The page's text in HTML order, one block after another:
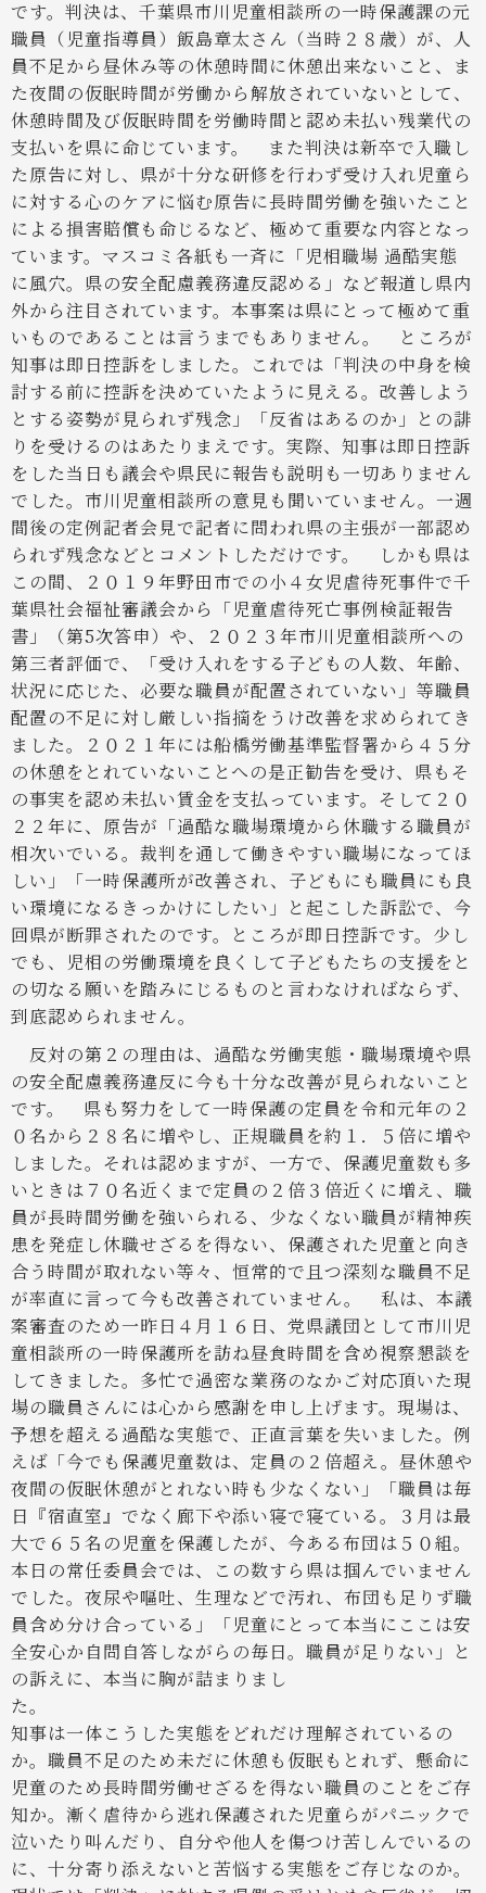
です。判決は、千葉県市川児童相談所の一時保護課の元
職員（児童指導員）飯島章太さん（当時２８歳）が、人
員不足から昼休み等の休憩時間に休憩出来ないこと、ま
た夜間の仮眠時間が労働から解放されていないとして、
休憩時間及び仮眠時間を労働時間と認め未払い残業代の
支払いを県に命じています。
また判決は新卒で入職し
た原告に対し、県が十分な研修を行わず受け入れ児童ら
に対する心のケアに悩む原告に長時間労働を強いたこと
による損害賠償も命じるなど、極めて重要な内容となっ
ています。マスコミ各紙も一斉に「児相職場 過酷実態
に風穴。県の安全配慮義務違反認める」など報道し県内
外から注目されています。本事案は県にとって極めて重
いものであることは言うまでもありません。
ところが
知事は即日控訴をしました。これでは「判決の中身を検
討する前に控訴を決めていたように見える。改善しよう
とする姿勢が見られず残念」「反省はあるのか」との誹
りを受けるのはあたりまえです。実際、知事は即日控訴
をした当日も議会や県民に報告も説明も一切ありません
でした。市川児童相談所の意見も聞いていません。一週
間後の定例記者会見で記者に問われ県の主張が一部認め
られず残念などとコメントしただけです。
しかも県は
この間、２０１９年野田市での小４女児虐待死事件で千
葉県社会福祉審議会から「児童虐待死亡事例検証報告
書」（第5次答申）や、２０２３年市川児童相談所への
第三者評価で、「受け入れをする子どもの人数、年齢、
状況に応じた、必要な職員が配置されていない」等職員
配置の不足に対し厳しい指摘をうけ改善を求められてき
ました。２０２１年には船橋労働基準監督署から４５分
の休憩をとれていないことへの是正勧告を受け、県もそ
の事実を認め未払い賃金を支払っています。 そして２０
２２年に、原告が「過酷な職場環境から休職する職員が
相次いでいる。裁判を通して働きやすい職場になってほ
しい」「一時保護所が改善され、子どもにも職員にも良
い環境になるきっかけにしたい」と起こした訴訟で、今
回県が断罪されたのです。ところが即日控訴です。少し
でも、児相の労働環境を良くして子どもたちの支援をと
の切なる願いを踏みにじるものと言わなければならず、
到底認められません。
反対の第２の理由は、過酷な労働実態・職場環境や県
の安全配慮義務違反に今も十分な改善が見られないこと
です。
県も努力をして一時保護の定員を令和元年の２
０名から２８名に増やし、正規職員を約１．５倍に増や
しました。それは認めますが、一方で、保護児童数も多
いときは７０名近くまで定員の２倍３倍近くに増え、職
員が長時間労働を強いられる、少なくない職員が精神疾
患を発症し休職せざるを得ない、保護された児童と向き
合う時間が取れない等々、恒常的で且つ深刻な職員不足
が率直に言って今も改善されていません。
私は、本議
案審査のため一昨日４月１６日、党県議団として市川児
童相談所の一時保護所を訪ね昼食時間を含め視察懇談を
してきました。多忙で過密な業務のなかご対応頂いた現
場の職員さんには心から感謝を申し上げます。現場は、
予想を超える過酷な実態で、正直言葉を失いました。例
えば「今でも保護児童数は、定員の２倍超え。昼休憩や
夜間の仮眠休憩がとれない時も少なくない」「職員は毎
日『宿直室』でなく廊下や添い寝で寝ている。３月は最
大で６５名の児童を保護したが、今ある布団は５０組。
本日の常任委員会では、この数すら県は掴んでいません
でした。夜尿や嘔吐、生理などで汚れ、布団も足りず職
員含め分け合っている」「児童にとって本当にここは安
全安心か自問自答しながらの毎日。職員が足りない」と
の訴えに、本当に胸が詰まりまし
知事は一体こうした実態をどれだけ理解されているの
か。職員不足のため未だに休憩も仮眠もとれず、懸命に
児童のため長時間労働せざるを得ない職員のことをご存
知か。漸く虐待から逃れ保護された児童らがパニックで
泣いたり叫んだり、自分や他人を傷つけ苦しんでいるの
に、十分寄り添えないと苦悩する実態をご存じなのか。